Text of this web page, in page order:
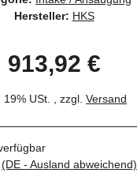
Hersteller: HKS
913,92 €
19% USt. , zzgl. Versand
(DE - Ausland abweichend)